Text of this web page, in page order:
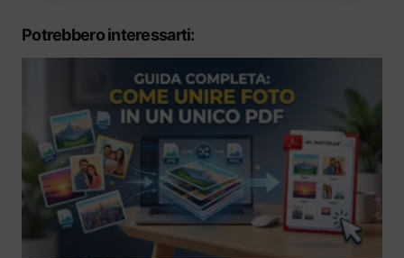
Potrebbero interessarti: